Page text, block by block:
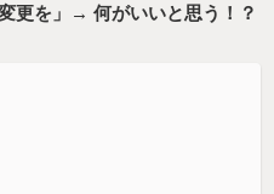
更を」→ 何がいいと思う！？